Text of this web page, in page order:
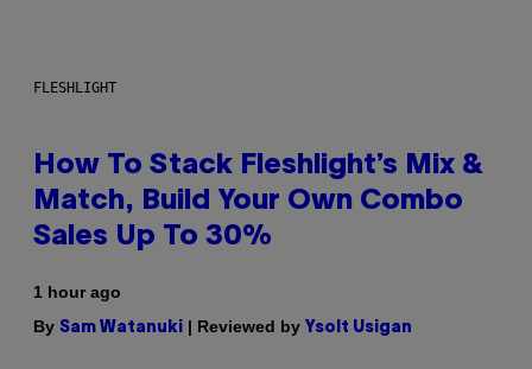
FLESHLIGHT
How To Stack Fleshlight’s Mix &
Match, Build Your Own Combo
Sales Up To 30%
1 hour ago
By Sam Watanuki | Reviewed by Ysolt Usigan